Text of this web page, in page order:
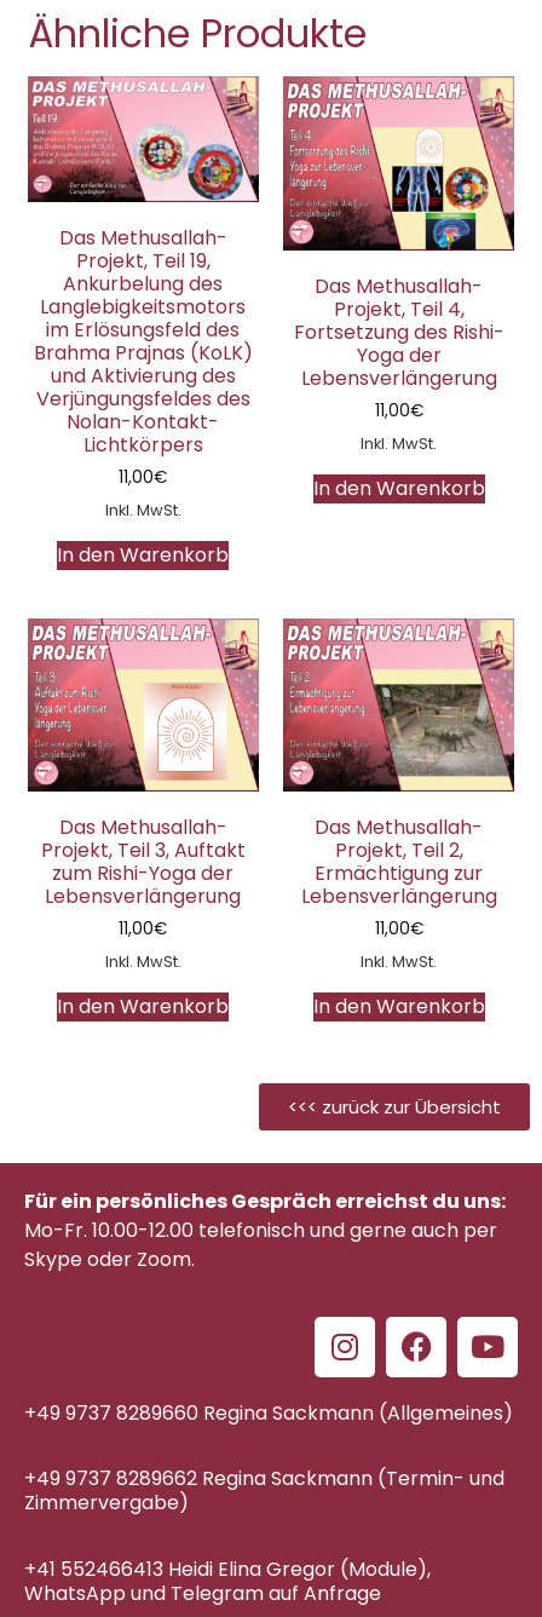
Ähnliche Produkte
Das Methusallah-
Projekt, Teil 19,
Ankurbelung des
Langlebigkeitsmotors
im Erlösungsfeld des
Brahma Prajnas (KoLK)
und Aktivierung des
Verjüngungsfeldes des
Nolan-Kontakt-
Lichtkörpers
11,00€
Inkl. MwSt.
In den Warenkorb
Das Methusallah-
Projekt, Teil 4,
Fortsetzung des Rishi-
Yoga der
Lebensverlängerung
11,00€
Inkl. MwSt.
In den Warenkorb
Das Methusallah-
Projekt, Teil 3, Auftakt
zum Rishi-Yoga der
Lebensverlängerung
11,00€
Inkl. MwSt.
In den Warenkorb
Das Methusallah-
Projekt, Teil 2,
Ermächtigung zur
Lebensverlängerung
11,00€
Inkl. MwSt.
In den Warenkorb
<<< zurück zur Übersicht
Für ein persönliches Gespräch erreichst du uns:
Mo-Fr. 10.00-12.00 telefonischund gerne auch per
Skype oder Zoom.
+49 9737 8289660 Regina Sackmann (Allgemeines)
+49 9737 8289662 Regina Sackmann (Termin- und
Zimmervergabe)
+41 552466413 Heidi Elina Gregor (Module),
WhatsApp und Telegram auf Anfrage